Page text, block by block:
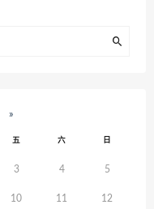
»
五 六 日
3 4 5
10 11 12